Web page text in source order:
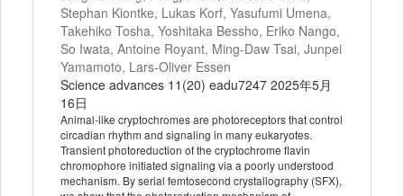
Stephan Kiontke, Lukas Korf, Yasufumi Umena,
Takehiko Tosha, Yoshitaka Bessho, Eriko Nango,
So Iwata, Antoine Royant, Ming-Daw Tsai, Junpei
Yamamoto, Lars-Oliver Essen
Science advances 11(20) eadu7247 2025年5月
16日
Animal-like cryptochromes are photoreceptors that control
circadian rhythm and signaling in many eukaryotes.
Transient photoreduction of the cryptochrome flavin
chromophore initiated signaling via a poorly understood
mechanism. By serial femtosecond crystallography (SFX),